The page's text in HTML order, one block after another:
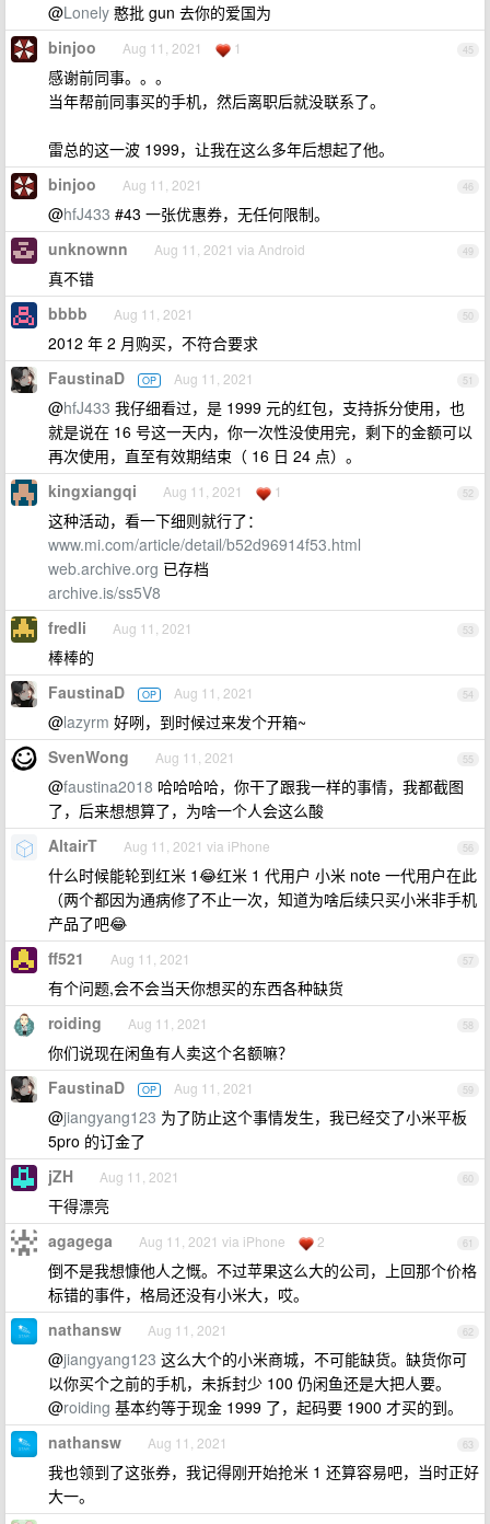
@Lonely 憨批 gun 去你的爱国为
45
binjoo Aug 11, 2021 1
感谢前同事。。。
当年帮前同事买的手机，然后离职后就没联系了。
雷总的这一波 1999，让我在这么多年后想起了他。
46
binjoo Aug 11, 2021
@hfJ433 #43 一张优惠券，无任何限制。
49
unknownn Aug 11, 2021 via Android
真不错
50
bbbb Aug 11, 2021
2012 年 2 月购买，不符合要求
51
FaustinaD OP Aug 11, 2021
@hfJ433 我仔细看过，是 1999 元的红包，支持拆分使用，也
就是说在 16 号这一天内，你一次性没使用完，剩下的金额可以
再次使用，直至有效期结束（ 16 日 24 点）。
52
kingxiangqi Aug 11, 2021 1
这种活动，看一下细则就行了：
www.mi.com/article/detail/b52d96914f53.html
web.archive.org 已存档
archive.is/ss5V8
53
fredli Aug 11, 2021
棒棒的
54
FaustinaD OP Aug 11, 2021
@lazyrm 好咧，到时候过来发个开箱~
55
SvenWong Aug 11, 2021
@faustina2018 哈哈哈哈，你干了跟我一样的事情，我都截图
了，后来想想算了，为啥一个人会这么酸
56
AltairT Aug 11, 2021 via iPhone
什么时候能轮到红米 1😂红米 1 代用户 小米 note 一代用户在此
（两个都因为通病修了不止一次，知道为啥后续只买小米非手机
产品了吧😂
57
ff521 Aug 11, 2021
有个问题,会不会当天你想买的东西各种缺货
58
roiding Aug 11, 2021
你们说现在闲鱼有人卖这个名额嘛？
59
FaustinaD OP Aug 11, 2021
@jiangyang123 为了防止这个事情发生，我已经交了小米平板
5pro 的订金了
60
jZH Aug 11, 2021
干得漂亮
61
agagega Aug 11, 2021 via iPhone 2
倒不是我想慷他人之慨。不过苹果这么大的公司，上回那个价格
标错的事件，格局还没有小米大，哎。
62
nathansw Aug 11, 2021
@jiangyang123 这么大个的小米商城，不可能缺货。缺货你可
以你买个之前的手机，未拆封少 100 仍闲鱼还是大把人要。
@roiding 基本约等于现金 1999 了，起码要 1900 才买的到。
63
nathansw Aug 11, 2021
我也领到了这张券，我记得刚开始抢米 1 还算容易吧，当时正好
大一。